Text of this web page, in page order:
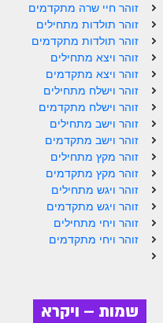
זוהר חיי שרה מתקדמים
זוהר תולדות מתחילים
זוהר תולדות מתקדמים
זוהר ויצא מתחילים
זוהר ויצא מתקדמים
זוהר וישלח מתחילים
זוהר וישלח מתקדמים
זוהר וישב מתחילים
זוהר וישב מתקדמים
זוהר מקץ מתחילים
זוהר מקץ מתקדמים
זוהר ויגש מתחילים
זוהר ויגש מתקדמים
זוהר ויחי מתחילים
זוהר ויחי מתקדמים
שמות – ויקרא